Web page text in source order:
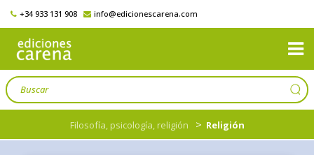
+34 933 131 908 info@edicionescarena.com
Filosofía, psicología, religión > Religión